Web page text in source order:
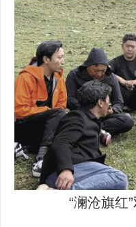
“澜沧旗红